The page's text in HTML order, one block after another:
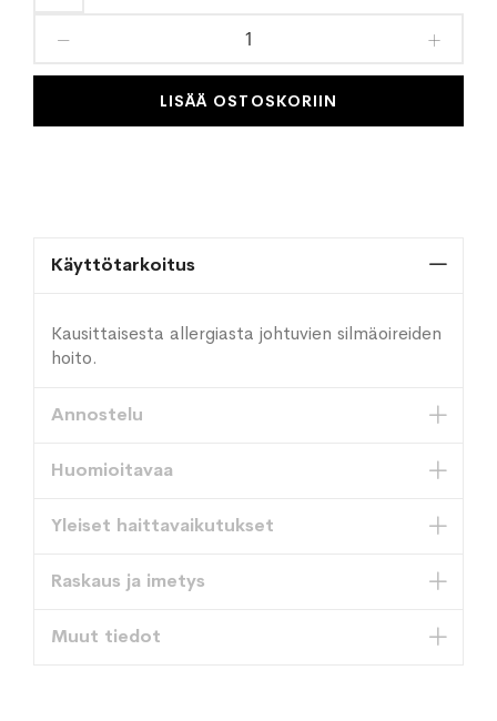
toivelistaan
LISÄÄ OSTOSKORIIN
Käyttötarkoitus
Kausittaisesta allergiasta johtuvien silmäoireiden
hoito.
Annostelu
Huomioitavaa
Yleiset haittavaikutukset
Raskaus ja imetys
Muut tiedot